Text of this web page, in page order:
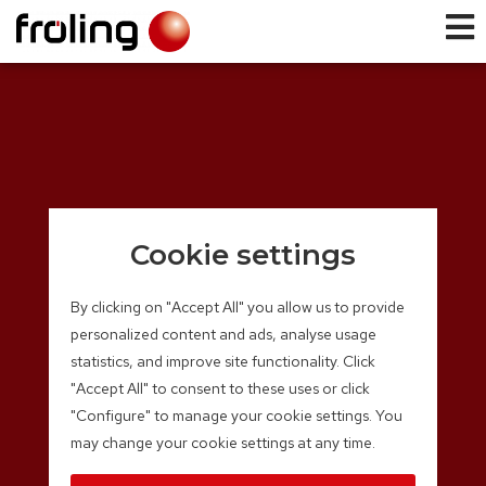
Cookie settings
By clicking on "Accept All" you allow us to provide
personalized content and ads, analyse usage
statistics, and improve site functionality. Click
"Accept All" to consent to these uses or click
"Configure" to manage your cookie settings. You
may change your cookie settings at any time.